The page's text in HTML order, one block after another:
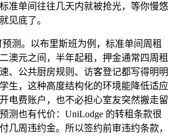
准单间往往几天内就被抢光，等你慢悠
见底了。
测。以布里斯班为例，标准单间周租
澳元之间，半年起租，押金通常四周租
、公共厨房规则、访客登记都写得明明
生，这种高度结构化的环境能降低适应
费账户，也不必担心室友突然搬走留
测也有代价：UniLodge 的转租条款很
几周违约金。所以签约前审违约条款，